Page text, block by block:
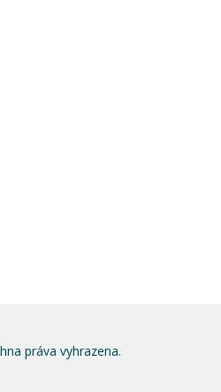
práva vyhrazena.